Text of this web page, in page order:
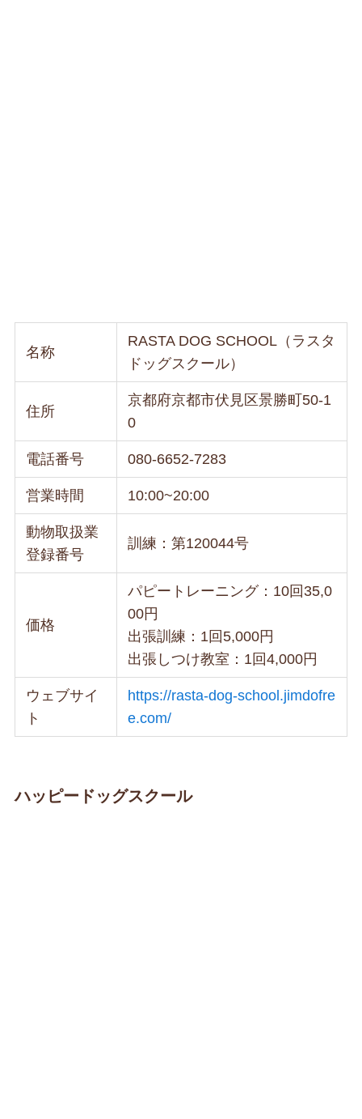
名称
RASTA DOG SCHOOL（ラスタ
ドッグスクール）
住所
京都府京都市伏見区景勝町50-1
0
電話番号 080-6652-7283
営業時間 10:00~20:00
動物取扱業
登録番号
訓練：第120044号
価格
パピートレーニング：10回35,0
00円
出張訓練：1回5,000円
出張しつけ教室：1回4,000円
ウェブサイ
ト
https://rasta-dog-school.jimdofre
e.com/
ハッピードッグスクール